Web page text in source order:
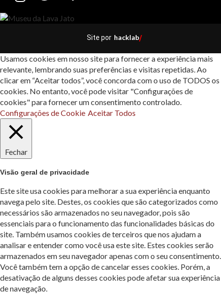
Site por hacklab/
Usamos cookies em nosso site para fornecer a experiência mais
relevante, lembrando suas preferências e visitas repetidas. Ao
clicar em “Aceitar todos”, você concorda com o uso de TODOS os
cookies. No entanto, você pode visitar "Configurações de
cookies" para fornecer um consentimento controlado.
Configurações de Cookie Aceitar Todos
Fechar
Visão geral de privacidade
Este site usa cookies para melhorar a sua experiência enquanto
navega pelo site. Destes, os cookies que são categorizados como
necessários são armazenados no seu navegador, pois são
essenciais para o funcionamento das funcionalidades básicas do
site. Também usamos cookies de terceiros que nos ajudam a
analisar e entender como você usa este site. Estes cookies serão
armazenados em seu navegador apenas com o seu consentimento.
Você também tem a opção de cancelar esses cookies. Porém, a
desativação de alguns desses cookies pode afetar sua experiência
de navegação.